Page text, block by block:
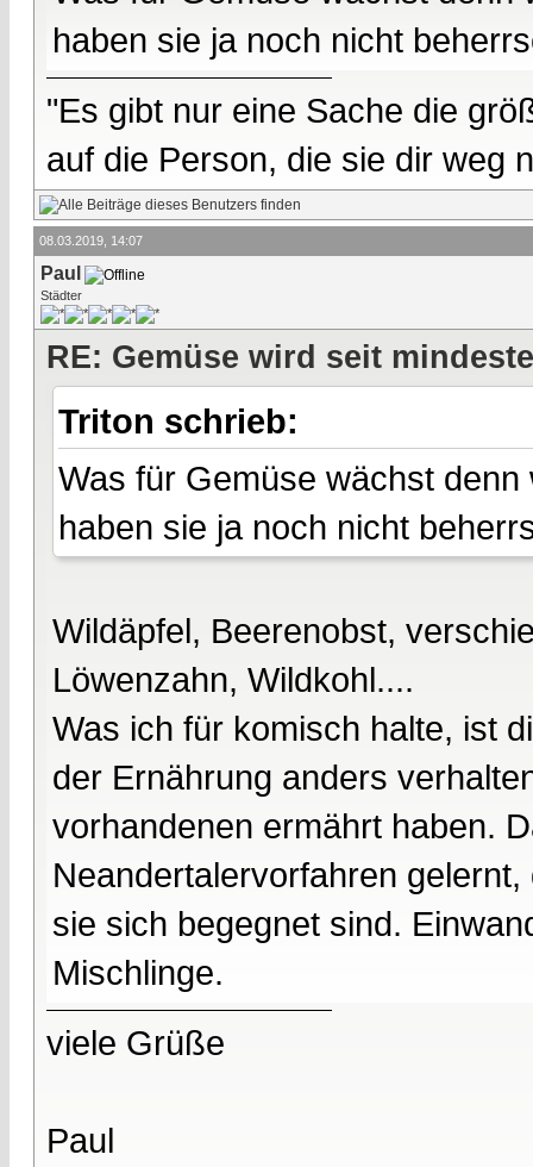
haben sie ja noch nicht
"Es gibt nur eine Sache die
auf die Person, die sie dir weg
08.03.2019, 14:07
Paul
Städter
RE: Gemüse wird seit
Triton schrieb:
Was für Gemüse wächst
haben sie ja noch nicht
Wildäpfel, Beerenobst,
Löwenzahn, Wildkohl....
Was ich für komisch halte, ist
der Ernährung anders
vorhandenen ermährt haben.
Neandertalervorfahren
sie sich begegnet sind.
Mischlinge.
viele Grüße
Paul